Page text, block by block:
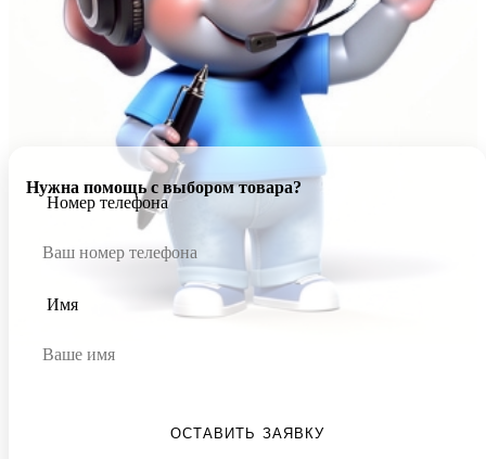
Нужна помощь с выбором товара?
Номер телефона
Имя
ОСТАВИТЬ ЗАЯВКУ